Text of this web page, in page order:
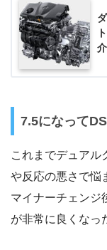
介
7.5になって
これまでデュアル
や反応の悪さで悩
マイナーチェンジ
が非常に良くなっ